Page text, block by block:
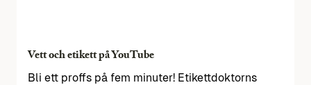
Vett och etikett på YouTube
Bli ett proffs på fem minuter! Etikettdoktorns